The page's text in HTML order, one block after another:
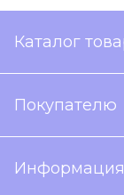
Каталог
Покупателю
Информация